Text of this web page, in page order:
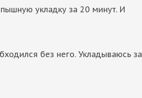
укладку за 20 минут. И
без него. Укладываюсь за